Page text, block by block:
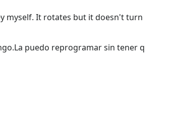
myself. It rotates but it doesn't turn
puedo reprogramar sin tener q